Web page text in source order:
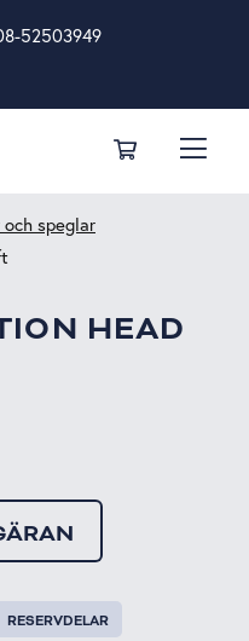
52503949
och speglar
HEAD
RESERVDELAR